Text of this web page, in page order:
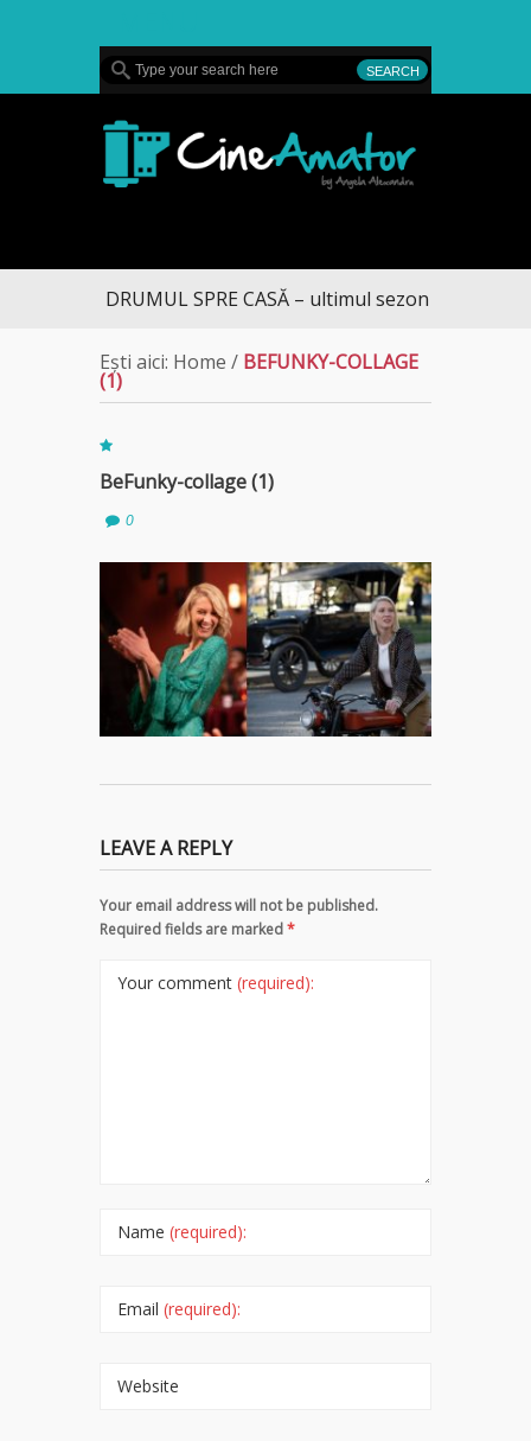
DRUMUL SPRE CASĂ – ultimul sezon te aduce la
Ești aici: Home / BEFUNKY-COLLAGE
(1)
BeFunky-collage (1)
0
LEAVE A REPLY
Your email address will not be published.
Required fields are marked*
Your comment (required):
Name (required):
Email (required):
Website